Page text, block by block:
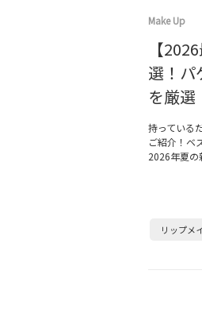
Make Up
【
選！パ
を厳選
持っている
ご紹介！ベ
2026年夏
リップメ